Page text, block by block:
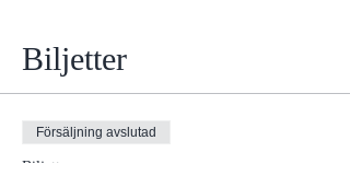
Biljetter
Försäljning avslutad
Biljettyp